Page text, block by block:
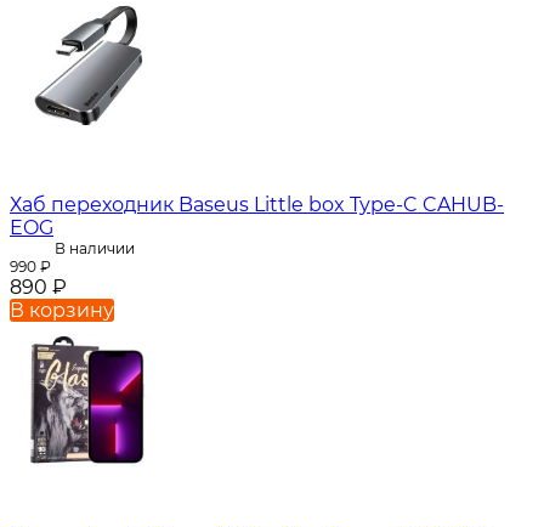
Хаб переходник Baseus Little box Type-C CAHUB-
EOG
В наличии
990 ₽
890 ₽
В корзину